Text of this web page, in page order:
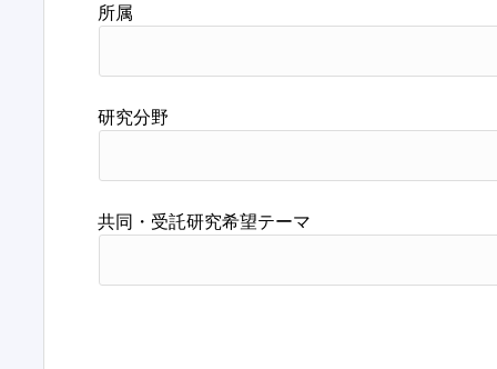
所属
研究分野
共同・受託研究希望テーマ